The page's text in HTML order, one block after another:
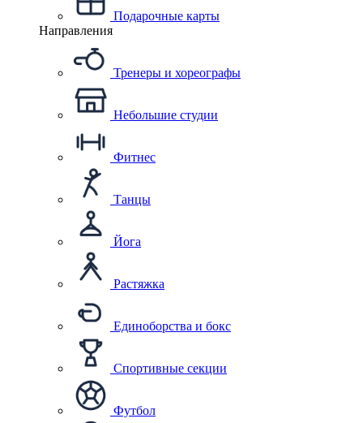
Подарочные карты
Направления
Тренеры и хореографы
Небольшие студии
Фитнес
Танцы
Йога
Растяжка
Единоборства и бокс
Спортивные секции
Футбол